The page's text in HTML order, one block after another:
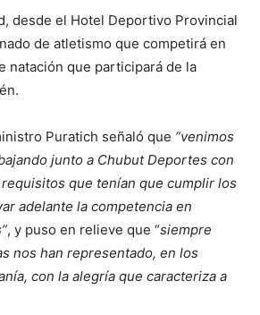
desde el Hotel Deportivo Provincial
de atletismo que competirá en
natación que participará de la
Puratich señaló que “venimos
junto a Chubut Deportes con
que tenían que cumplir los
adelante la competencia en
, y puso en relieve que “siempre
nos han representado, en los
con la alegría que caracteriza a